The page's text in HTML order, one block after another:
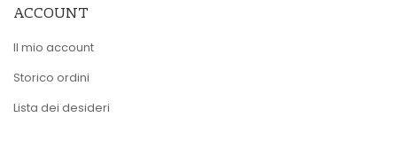
ACCOUNT
Il mio account
Storico ordini
Lista dei desideri